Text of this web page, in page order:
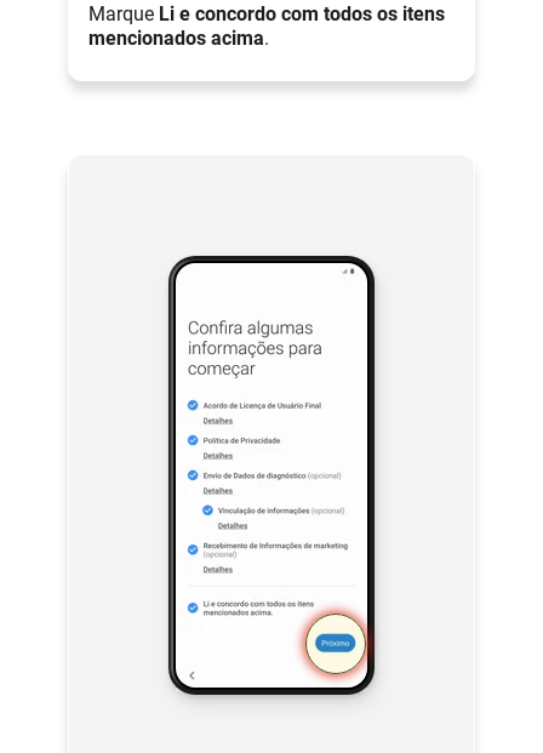
Marque Li e concordo com todos os itens
mencionados acima.